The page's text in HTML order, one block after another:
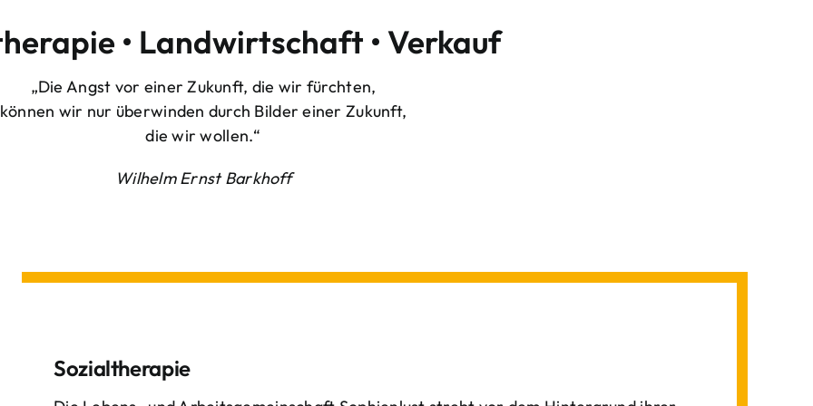
• Landwirtschaft • Verkauf
„Die Angst vor einer Zukunft, die wir fürchten,
können wir nur überwinden durch Bilder einer Zukunft,
die wir wollen.“
Wilhelm Ernst Barkhoff
Sozialtherapie